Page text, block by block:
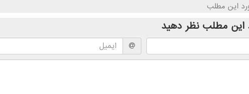
این مطلب
این مطلب نظر دهید